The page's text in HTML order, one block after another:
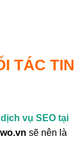
TÁC TIN
dịch vụ SEO tại
sẽ nên là